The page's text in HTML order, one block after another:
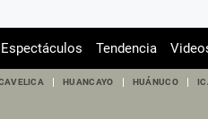
Espectáculos Tendencia
HUANCAYO HUÁNUCO